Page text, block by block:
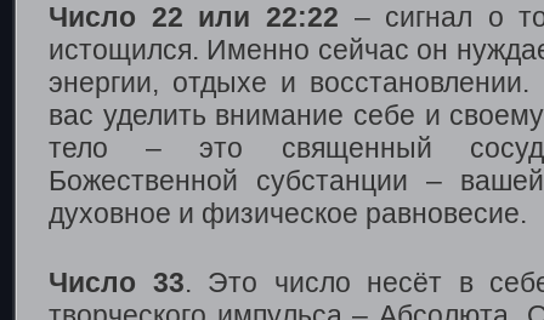
Число 22 или 22:22 – сигнал о
истощился. Именно сейчас он
энергии, отдыхе и
вас уделить внимание себе и
тело – это священный
Божественной субстанции –
духовное и физическое равновесие.
Число 33. Это число несёт в